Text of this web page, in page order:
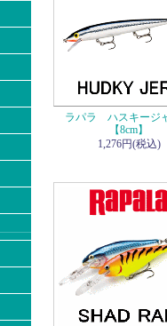
ラパラ ハスキージ
【8cm】
1,276円(税込)